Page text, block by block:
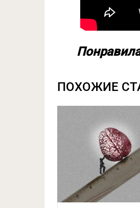
ПОХОЖИЕ